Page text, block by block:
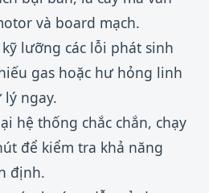
và board mạch.
lưỡng các lỗi phát sinh
gas hoặc hư hỏng linh
ngay.
hệ thống chắc chắn, chạy
để kiểm tra khả năng
định.